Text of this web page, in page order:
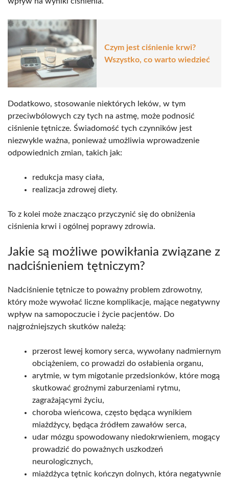
Czym jest ciśnienie krwi?
Wszystko, co warto wiedzieć
Dodatkowo, stosowanie niektórych leków, w tym
przeciwbólowych czy tych na astmę, może podnosić
ciśnienie tętnicze. Świadomość tych czynników jest
niezwykle ważna, ponieważ umożliwia wprowadzenie
odpowiednich zmian, takich jak:
redukcja masy ciała,
realizacja zdrowej diety.
To z kolei może znacząco przyczynić się do obniżenia
ciśnienia krwi i ogólnej poprawy zdrowia.
Jakie są możliwe powikłania związane z
nadciśnieniem tętniczym?
Nadciśnienie tętnicze to poważny problem zdrowotny,
który może wywołać liczne komplikacje, mające negatywny
wpływ na samopoczucie i życie pacjentów. Do
najgroźniejszych skutków należą:
przerost lewej komory serca, wywołany nadmiernym
obciążeniem, co prowadzi do osłabienia organu,
arytmie, w tym migotanie przedsionków, które mogą
skutkować groźnymi zaburzeniami rytmu,
zagrażającymi życiu,
choroba wieńcowa, często będąca wynikiem
miażdżycy, będąca źródłem zawałów serca,
udar mózgu spowodowany niedokrwieniem, mogący
prowadzić do poważnych uszkodzeń
neurologicznych,
miażdżyca tętnic kończyn dolnych, która negatywnie